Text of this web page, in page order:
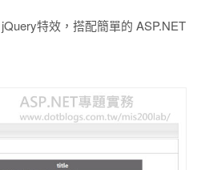
特效，搭配簡單的 ASP.NET